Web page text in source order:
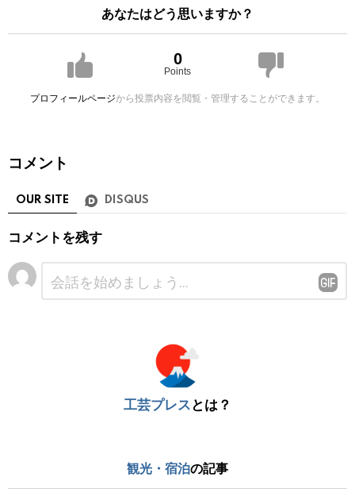
あなたはどう思いますか？
0
Points
プロフィールページから投票内容を閲覧・管理することができます。
コメント
OUR SITE DISQUS
コメントを残す
工芸プレス とは？
観光・宿泊の記事